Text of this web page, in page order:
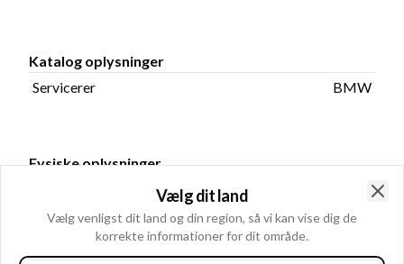
Katalog oplysninger
Servicerer
BMW
Fysiske oplysninger
Radius 2
96.50
Vælg dit land
Vælg venligst dit land og din region, så vi kan vise dig de
korrekte informationer for dit område.